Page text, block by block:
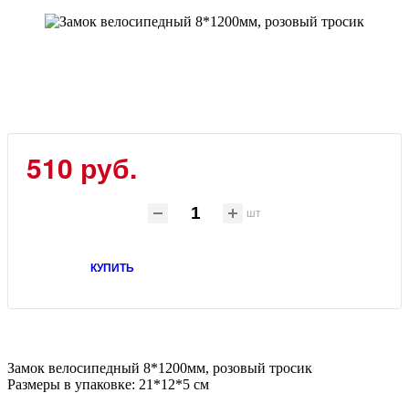
510 руб.
шт
КУПИТЬ
Замок велосипедный 8*1200мм, розовый тросик
Размеры в упаковке: 21*12*5 см